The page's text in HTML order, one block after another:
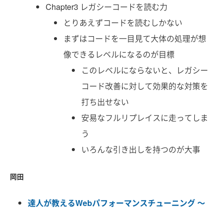
Chapter3 レガシーコードを読む力
とりあえずコードを読むしかない
まずはコードを一目見て大体の処理が想
像できるレベルになるのが目標
このレベルにならないと、レガシー
コード改善に対して効果的な対策を
打ち出せない
安易なフルリプレイスに走ってしま
う
いろんな引き出しを持つのが大事
岡田
達人が教えるWebパフォーマンスチューニング 〜